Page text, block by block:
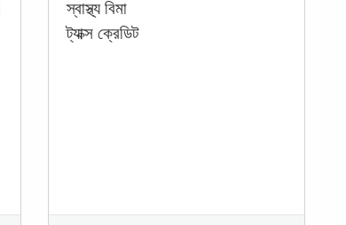
স্বাস্থ্য বিমা
ট্যাক্স ক্রেডিট